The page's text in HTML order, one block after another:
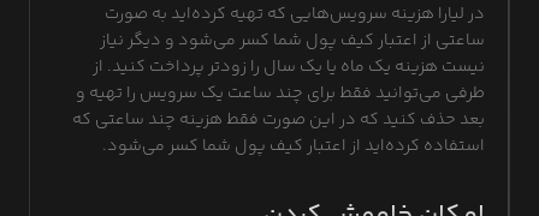
در لیارا هزینه‌ سرویس‌هایی که تهیه کرده‌اید به صورت
ساعتی از اعتبار کیف پول شما کسر می‌شود و دیگر نیاز
نیست هزینه یک ماه یا یک سال را زودتر پرداخت کنید. از
طرفی می‌توانید فقط برای چند ساعت یک سرویس را تهیه و
بعد حذف کنید که در این صورت فقط هزینه چند ساعتی که
استفاده کرده‌اید از اعتبار کیف پول شما کسر می‌شود.